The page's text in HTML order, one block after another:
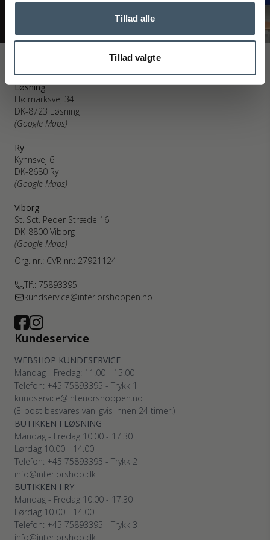
Tillad alle
Tillad valgte
Løsning
Højmarksvej 34
DK-8723 Løsning
(Google Maps)
Ry
Kyhnsvej 6
DK-8680 Ry
(Google Maps)
Viborg
St. Sct. Peder Stræde 16
DK-8800 Viborg
(Google Maps)
Org. nr.: CVR nr.: 27921124
Tlf.: 75893395
kundservice@interiorshoppen.no
Kundeservice
WEBSHOP KUNDESERVICE
Mandag - Fredag: 11.00 - 15.00
Telefon: +45 75893395 - Trykk 1
kundservice@interiorshoppen.no
(E-post besvares vanligvis innen 24 timer.)
BUTIKKEN I LØSNING
Mandag - Fredag 10.00 - 17.30
Lørdag 10.00 - 14.00
Telefon: +45 75893395 - Trykk 2
info@interiorshop.dk
BUTIKKEN I RY
Mandag - Fredag 10.00 - 17.30
Lørdag 10.00 - 14.00
Telefon: +45 75893395 - Trykk 3
info@interiorshop.dk